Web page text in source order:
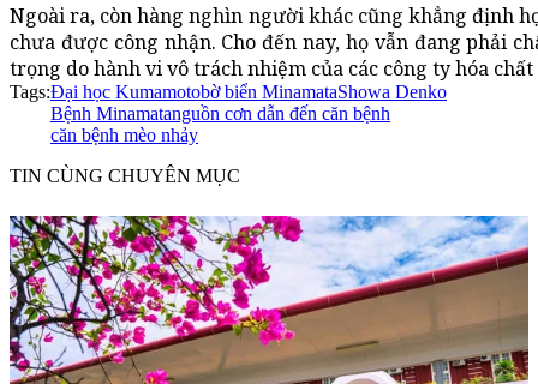
Ngoài ra, còn hàng nghìn người khác cũng khẳng định
chưa được công nhận. Cho đến nay, họ vẫn đang phải
trọng do hành vi vô trách nhiệm của các công ty hóa
Tags:Đại học Kumamotobờ biển MinamataShowa Denko
Bệnh Minamatanguồn cơn dẫn đến căn bệnh
căn bệnh mèo nhảy
TIN CÙNG CHUYÊN MỤC